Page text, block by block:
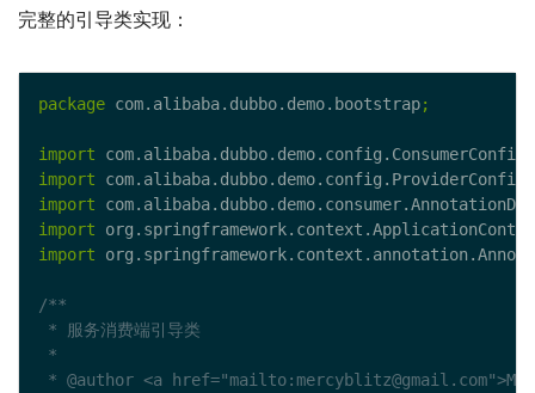
完整的引导类实现：
package com.alibaba.dubbo.demo.bootstrap;
import
import
import
import
import